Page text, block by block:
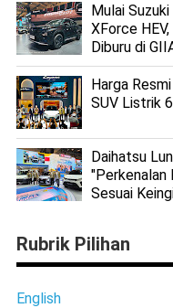
Mulai
XForce
Diburu di
Harga
SUV Listrik
Daihatsu
"Perkenalan
Sesuai
Rubrik Pilihan
English